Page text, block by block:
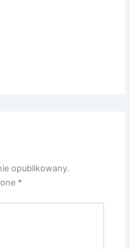
opublikowany.
*